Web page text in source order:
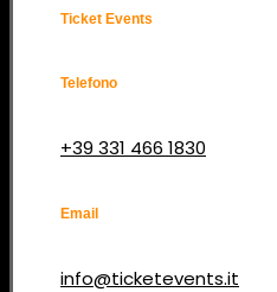
Ticket Events
Telefono
+39 331 466 1830
Email
info@ticketevents.it